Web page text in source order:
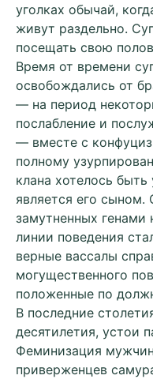
уголках обычай,
живут раздельно.
посещать свою
Время от времени
освобождались от
— на период
послабление и
— вместе с
полному
клана хотелось
является его
замутненных генами
линии поведения
верные вассалы
могущественного
положенные по
В последние
десятилетия, устои
Феминизация
приверженцев